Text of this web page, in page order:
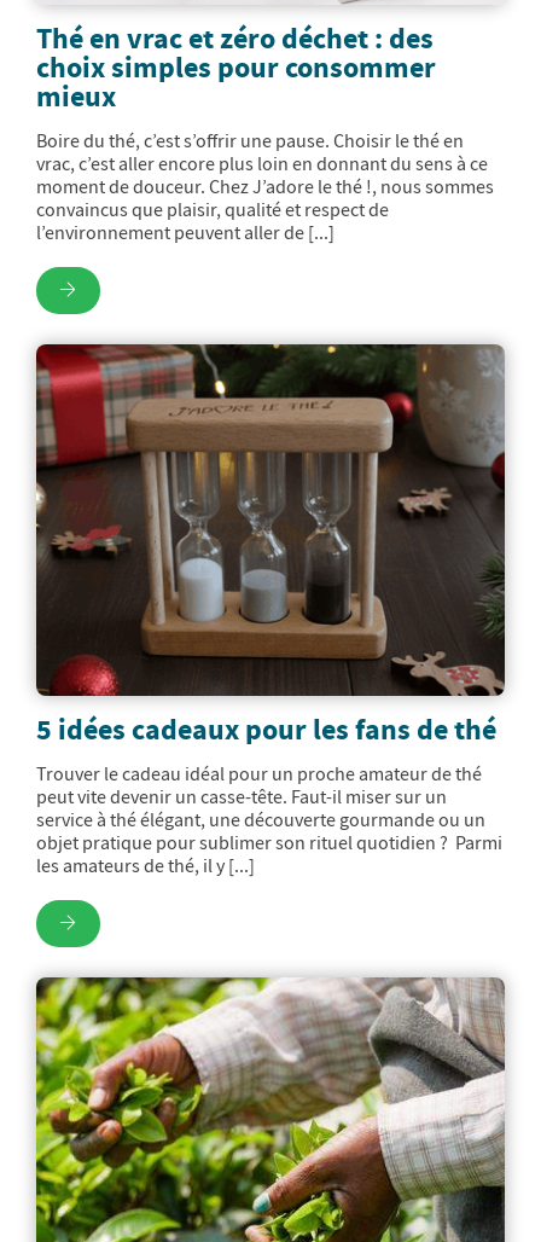
Thé en vrac et zéro déchet : des
choix simples pour consommer
mieux
Boire du thé, c’est s’offrir une pause. Choisir le thé en
vrac, c’est aller encore plus loin en donnant du sens à ce
moment de douceur. Chez J’adore le thé !, nous sommes
convaincus que plaisir, qualité et respect de
l’environnement peuvent aller de [...]
5 idées cadeaux pour les fans de thé
Trouver le cadeau idéal pour un proche amateur de thé
peut vite devenir un casse-tête. Faut-il miser sur un
service à thé élégant, une découverte gourmande ou un
objet pratique pour sublimer son rituel quotidien ? Parmi
les amateurs de thé, il y [...]